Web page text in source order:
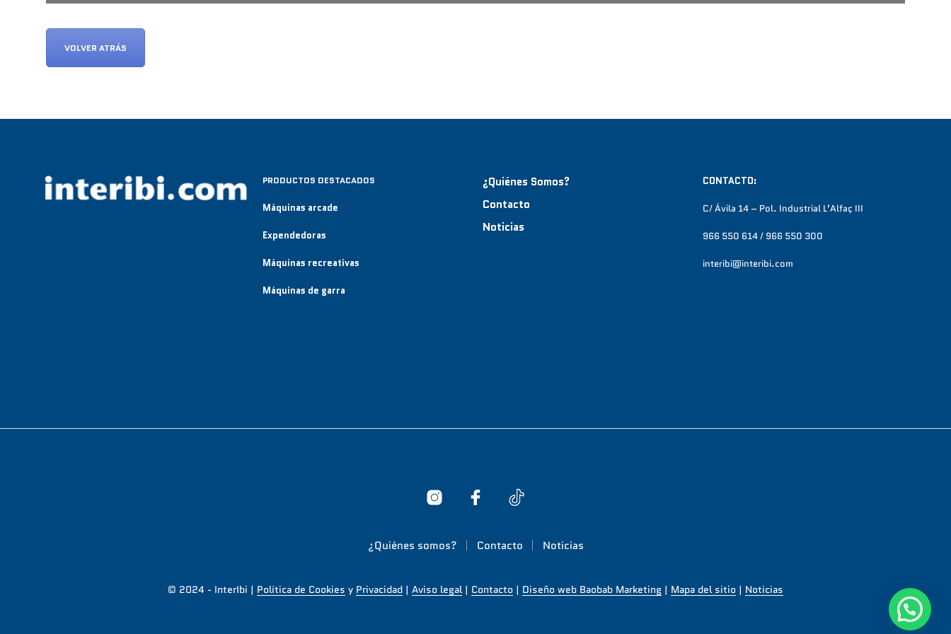
VOLVER ATRÁS
PRODUCTOS DESTACADOS
Máquinas arcade
Expendedoras
Máquinas recreativas
Máquinas de garra
¿Quiénes Somos?
Contacto
Noticias
CONTACTO:
C/ Ávila 14 – Pol. Industrial L’Alfaç III
966 550 614 / 966 550 300
interibi@interibi.com
¿Quiénes somos? Contacto Noticias
© 2024 - InterIbi | Política de Cookies y Privacidad | Aviso legal| Contacto | Diseño web Baobab Marketing | Mapa del sitio | Noticias